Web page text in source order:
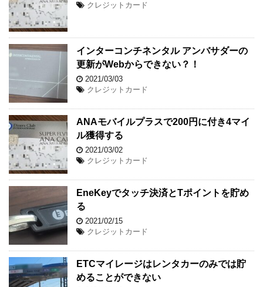
クレジットカード
インターコンチネンタル アンバサダーの
更新がWebからできない？！
2021/03/03
クレジットカード
ANAモバイルプラスで200円に付き4マイ
ル獲得する
2021/03/02
クレジットカード
EneKeyでタッチ決済とTポイントを貯め
る
2021/02/15
クレジットカード
ETCマイレージはレンタカーのみでは貯
めることができない